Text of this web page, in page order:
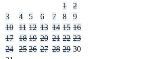
1
2
3
4 5 6 7 8
9
10
11 12 13 14 15 16
17
18 19 20 21 22 23
24
25 26 27 28 29 30